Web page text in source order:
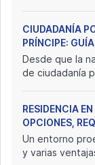
CIUDADANÍA
PRÍNCIPE:
Desde que la
de ciudadanía
RESIDENCIA
OPCIONES,
Un entorno
y varias